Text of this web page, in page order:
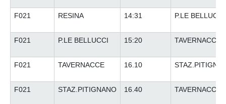
F021 RESINA 14:31 P.LE BELLUCCI
F021 P.LE BELLUCCI 15:20 TAVERNACCE
F021 TAVERNACCE 16.10
F021 STAZ.PITIGNANO 16.40 TAVERNACCE